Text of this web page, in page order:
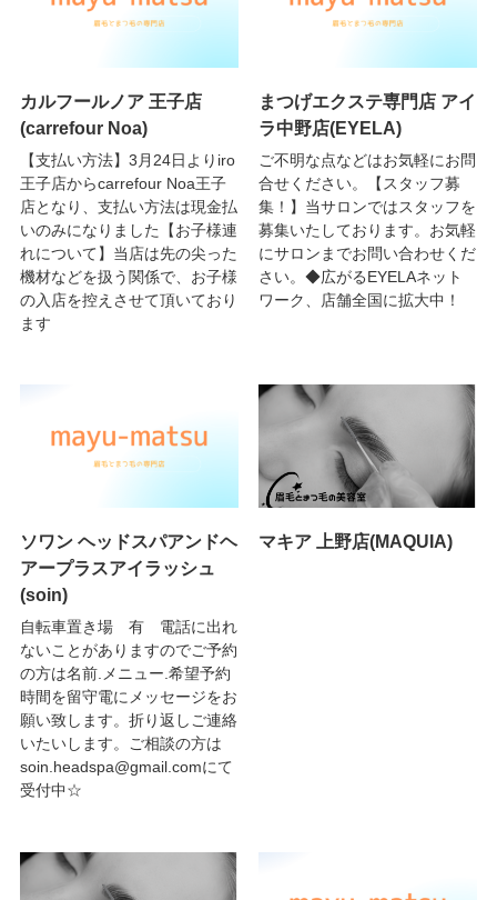
カルフールノア 王子店
(carrefour Noa)
【支払い方法】3月24日よりiro
王子店からcarrefour Noa王子
店となり、支払い方法は現金払
いのみになりました【お子様連
れについて】当店は先の尖った
機材などを扱う関係で、お子様
の入店を控えさせて頂いており
ます
まつげエクステ専門店 アイ
ラ中野店(EYELA)
ご不明な点などはお気軽にお問
合せください。【スタッフ募
集！】当サロンではスタッフを
募集いたしております。お気軽
にサロンまでお問い合わせくだ
さい。◆広がるEYELAネット
ワーク、店舗全国に拡大中！
ソワン ヘッドスパアンドヘ
アープラスアイラッシュ
(soin)
自転車置き場 有 電話に出れ
ないことがありますのでご予約
の方は名前.メニュー.希望予約
時間を留守電にメッセージをお
願い致します。折り返しご連絡
いたいします。ご相談の方は
soin.headspa@gmail.comにて
受付中☆
マキア 上野店(MAQUIA)